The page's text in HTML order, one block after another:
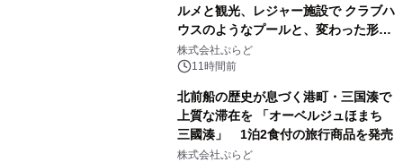
ルメと観光、レジャー施設で クラブハ
ウスのようなプールと、変わった形の
サウナも 「THE BOXY AWAJI」のお
得な素泊まり連泊プランで
株式会社ぷらど
11時間前
北前船の歴史が息づく港町・三国湊で
上質な滞在を 「オーベルジュほまち
三國湊」 1泊2食付の旅行商品を発売
株式会社ぷらど